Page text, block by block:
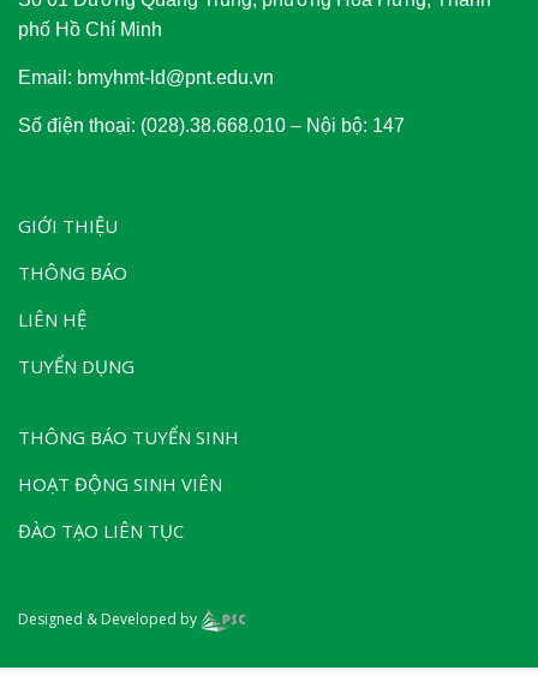
phố Hồ Chí Minh
Email: bmyhmt-ld@pnt.edu.vn
Số điện thoại: (028).38.668.010 – Nội bộ: 147
GIỚI THIỆU
THÔNG BÁO
LIÊN HỆ
TUYỂN DỤNG
THÔNG BÁO TUYỂN SINH
HOẠT ĐỘNG SINH VIÊN
ĐÀO TẠO LIÊN TỤC
Designed & Developed by